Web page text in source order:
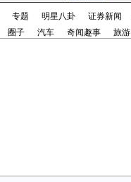
专题 明星八卦 证券新闻
圈子 汽车 奇闻趣事 旅游